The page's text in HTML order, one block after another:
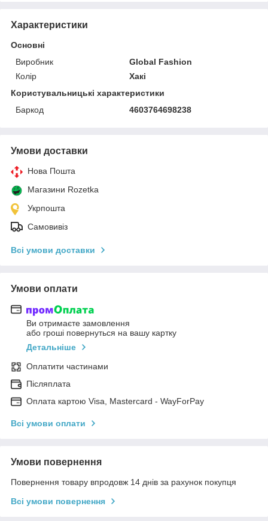
Характеристики
Основні
Виробник
Global Fashion
Колір
Хакі
Користувальницькі характеристики
Баркод
4603764698238
Умови доставки
Нова Пошта
Магазини Rozetka
Укрпошта
Самовивіз
Всі умови доставки
Умови оплати
Ви отримаєте замовлення
або гроші повернуться на вашу картку
Детальніше
Оплатити частинами
Післяплата
Оплата картою Visa, Mastercard - WayForPay
Всі умови оплати
Умови повернення
Повернення товару впродовж 14 днів за рахунок покупця
Всі умови повернення